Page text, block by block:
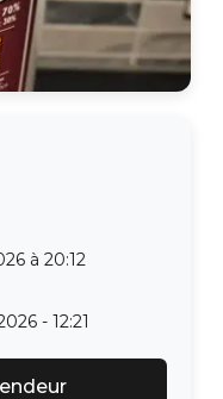
à 20:12
- 12:21